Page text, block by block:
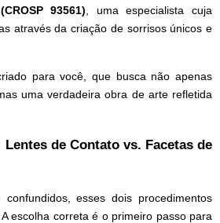
93561), uma especialista cuja
através da criação de sorrisos únicos e
para você, que busca não apenas
uma verdadeira obra de arte refletida
de Contato vs. Facetas de
confundidos, esses dois procedimentos
escolha correta é o primeiro passo para